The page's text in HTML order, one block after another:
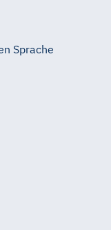
Sprache